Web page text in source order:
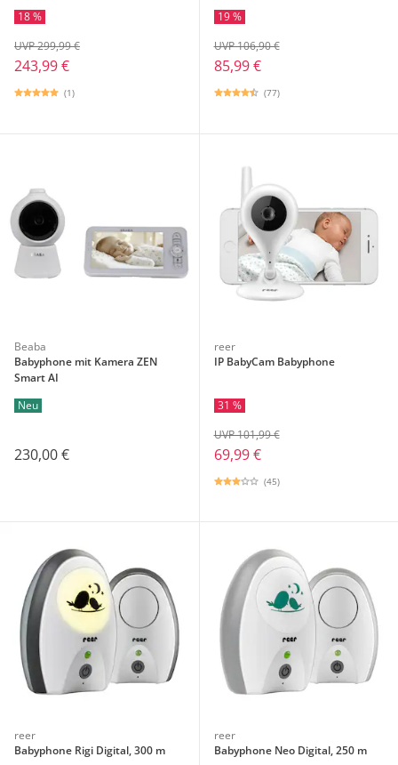
18 %
243,99 €
UVP 299,99 €
(1)
19 %
85,99 €
UVP 106,90 €
(77)
Beaba
Babyphone mit Kamera ZEN
Smart AI
Neu
230,00 €
reer
IP BabyCam Babyphone
31 %
69,99 €
UVP 101,99 €
(45)
reer
Babyphone Rigi Digital, 300 m
reer
Babyphone Neo Digital, 250 m